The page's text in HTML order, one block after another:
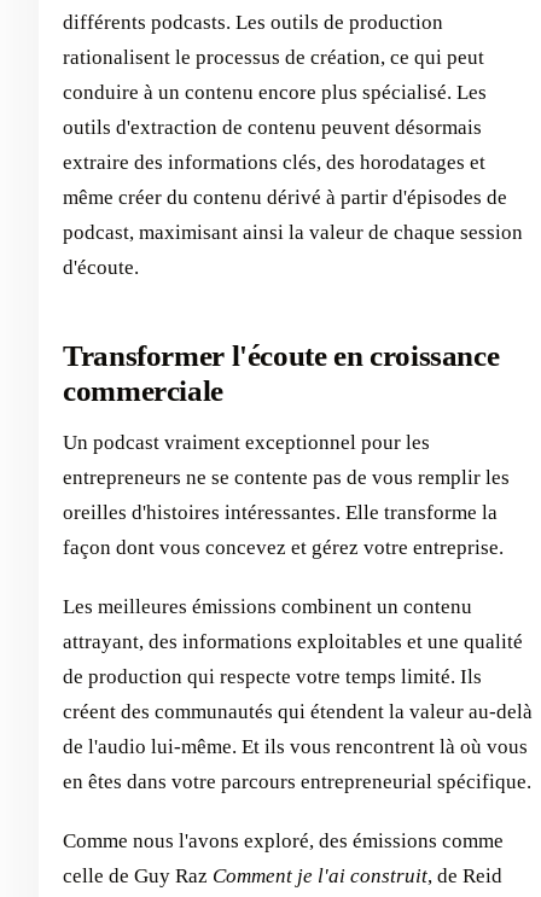
différents podcasts. Les outils de production
rationalisent le processus de création, ce qui peut
conduire à un contenu encore plus spécialisé. Les
outils d'extraction de contenu peuvent désormais
extraire des informations clés, des horodatages et
même créer du contenu dérivé à partir d'épisodes de
podcast, maximisant ainsi la valeur de chaque session
d'écoute.
Transformer l'écoute en croissance
commerciale
Un podcast vraiment exceptionnel pour les
entrepreneurs ne se contente pas de vous remplir les
oreilles d'histoires intéressantes. Elle transforme la
façon dont vous concevez et gérez votre entreprise.
Les meilleures émissions combinent un contenu
attrayant, des informations exploitables et une qualité
de production qui respecte votre temps limité. Ils
créent des communautés qui étendent la valeur au-delà
de l'audio lui-même. Et ils vous rencontrent là où vous
en êtes dans votre parcours entrepreneurial spécifique.
Comme nous l'avons exploré, des émissions comme
celle de Guy Raz Comment je l'ai construit, de Reid